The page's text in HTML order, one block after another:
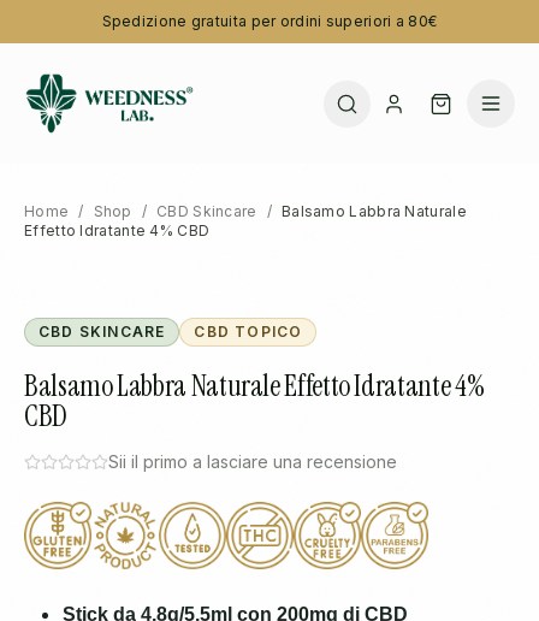
Spedizione gratuita per ordini superiori a 80€
Home / Shop / CBD Skincare / Balsamo Labbra Naturale
Effetto Idratante 4% CBD
CBD SKINCARE CBD TOPICO
Balsamo Labbra Naturale Effetto Idratante 4%
CBD
Sii il primo a lasciare una recensione
Stick da 4.8g/5.5ml con 200mg di CBD